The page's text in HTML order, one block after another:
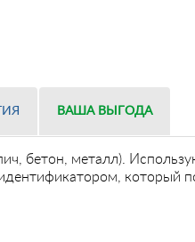
ВАША ВЫГОДА
бетон, металл).
который